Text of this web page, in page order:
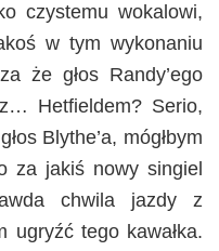
czystemu wokalowi,
w tym wykonaniu
że głos Randy’ego
Hetfieldem? Serio,
Blythe’a, mógłbym
za jakiś nowy singiel
chwila jazdy z
ugryźć tego kawałka.